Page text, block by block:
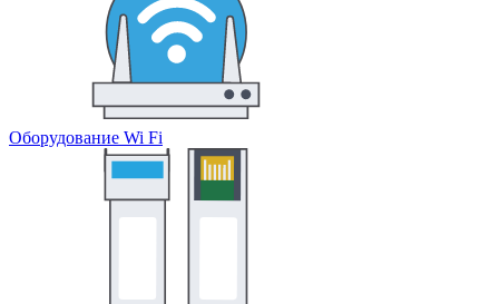
Оборудование Wi Fi